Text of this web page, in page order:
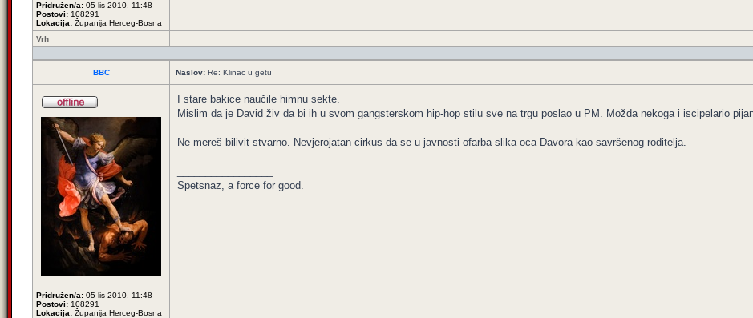
Pridružen/a: 05 lis 2010, 11:48
Postovi: 108291
Lokacija: Županija Herceg-Bosna
Vrh
BBC Naslov: Re: Klinac u getu
Pridružen/a: 05 lis 2010, 11:48
Postovi: 108291
Lokacija: Županija Herceg-Bosna
I stare bakice naučile himnu sekte.
Mislim da je David živ da bi ih u svom gangsterskom hip-hop stilu sve na trgu poslao u PM. Možda nekoga i iscipelario
Ne mereš bilivit stvarno. Nevjerojatan cirkus da se u javnosti ofarba slika oca Davora kao savršenog roditelja.
Spetsnaz, a force for good.